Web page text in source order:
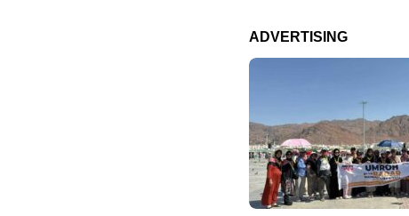
ADVERTISING